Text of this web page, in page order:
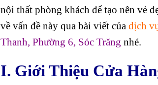
nội thất phòng khách để tạo nên vẻ
về vấn đề này qua bài viết của dịch
Thanh, Phường 6, Sóc Trăng nhé.
I. Giới Thiệu Cửa